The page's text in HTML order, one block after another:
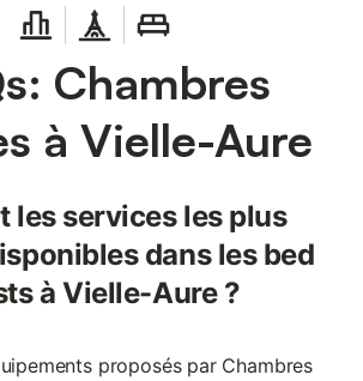
Chambres
à Vielle-Aure
les services les plus
dans les bed
à Vielle-Aure ?
proposés par Chambres